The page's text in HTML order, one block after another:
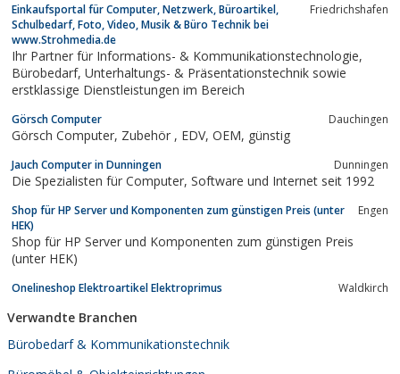
Einkaufsportal für Computer, Netzwerk, Büroartikel,
Schulbedarf, Foto, Video, Musik & Büro Technik bei
www.Strohmedia.de
Friedrichshafen
Ihr Partner für Informations- & Kommunikationstechnologie,
Bürobedarf, Unterhaltungs- & Präsentationstechnik sowie
erstklassige Dienstleistungen im Bereich
Görsch Computer Dauchingen
Görsch Computer, Zubehör , EDV, OEM, günstig
Jauch Computer in Dunningen Dunningen
Die Spezialisten für Computer, Software und Internet seit 1992
Shop für HP Server und Komponenten zum günstigen Preis (unter
HEK)
Engen
Shop für HP Server und Komponenten zum günstigen Preis
(unter HEK)
Onelineshop Elektroartikel Elektroprimus Waldkirch
Verwandte Branchen
Bürobedarf & Kommunikationstechnik